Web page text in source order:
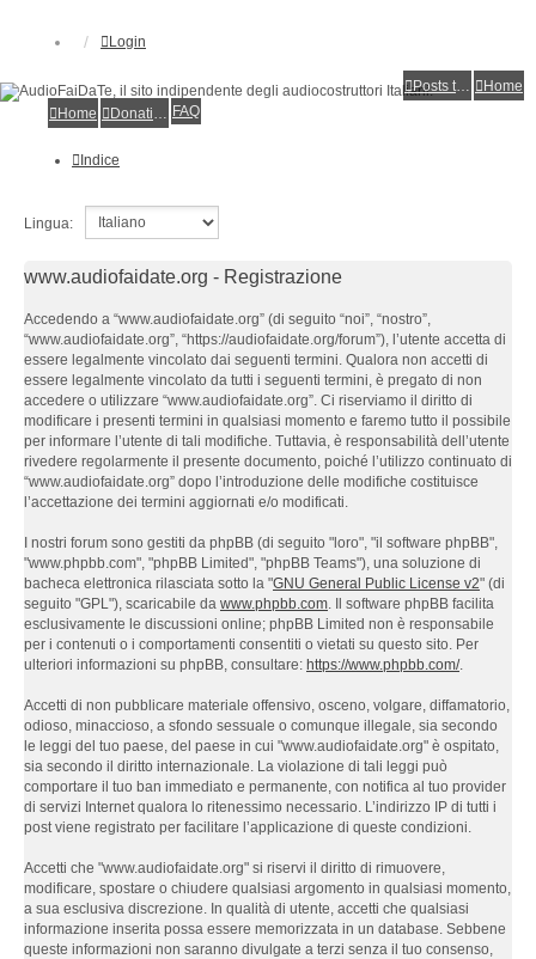
Login
Posts toplist
Home
Home
Donations FAQ
Indice
Lingua:
www.audiofaidate.org - Registrazione
Accedendo a “www.audiofaidate.org” (di seguito “noi”, “nostro”,
“www.audiofaidate.org”, “https://audiofaidate.org/forum”), l’utente accetta di
essere legalmente vincolato dai seguenti termini. Qualora non accetti di
essere legalmente vincolato da tutti i seguenti termini, è pregato di non
accedere o utilizzare “www.audiofaidate.org”. Ci riserviamo il diritto di
modificare i presenti termini in qualsiasi momento e faremo tutto il possibile
per informare l’utente di tali modifiche. Tuttavia, è responsabilità dell’utente
rivedere regolarmente il presente documento, poiché l’utilizzo continuato di
“www.audiofaidate.org” dopo l’introduzione delle modifiche costituisce
l’accettazione dei termini aggiornati e/o modificati.
I nostri forum sono gestiti da phpBB (di seguito "loro", "il software phpBB",
"www.phpbb.com", "phpBB Limited", "phpBB Teams"), una soluzione di
bacheca elettronica rilasciata sotto la "GNU General Public License v2" (di
seguito "GPL"), scaricabile da www.phpbb.com. Il software phpBB facilita
esclusivamente le discussioni online; phpBB Limited non è responsabile
per i contenuti o i comportamenti consentiti o vietati su questo sito. Per
ulteriori informazioni su phpBB, consultare: https://www.phpbb.com/.
Accetti di non pubblicare materiale offensivo, osceno, volgare, diffamatorio,
odioso, minaccioso, a sfondo sessuale o comunque illegale, sia secondo
le leggi del tuo paese, del paese in cui "www.audiofaidate.org" è ospitato,
sia secondo il diritto internazionale. La violazione di tali leggi può
comportare il tuo ban immediato e permanente, con notifica al tuo provider
di servizi Internet qualora lo ritenessimo necessario. L’indirizzo IP di tutti i
post viene registrato per facilitare l’applicazione di queste condizioni.
Accetti che "www.audiofaidate.org" si riservi il diritto di rimuovere,
modificare, spostare o chiudere qualsiasi argomento in qualsiasi momento,
a sua esclusiva discrezione. In qualità di utente, accetti che qualsiasi
informazione inserita possa essere memorizzata in un database. Sebbene
queste informazioni non saranno divulgate a terzi senza il tuo consenso,